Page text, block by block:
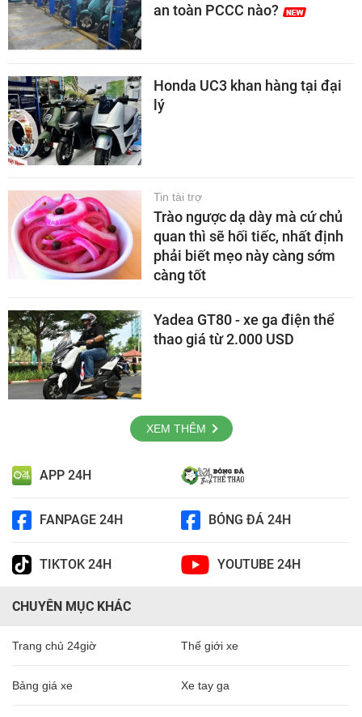
an toàn PCCC nào?
Honda UC3 khan hàng tại đại
lý
Tin tài trợ
Trào ngược dạ dày mà cứ chủ
quan thì sẽ hối tiếc, nhất định
phải biết mẹo này càng sớm
càng tốt
Yadea GT80 - xe ga điện thể
thao giá từ 2.000 USD
XEM THÊM
APP 24H
FANPAGE 24H BÓNG ĐÁ 24H
TIKTOK 24H YOUTUBE 24H
CHUYÊN MỤC KHÁC
Trang chủ 24giờ Thế giới xe
Bảng giá xe Xe tay ga